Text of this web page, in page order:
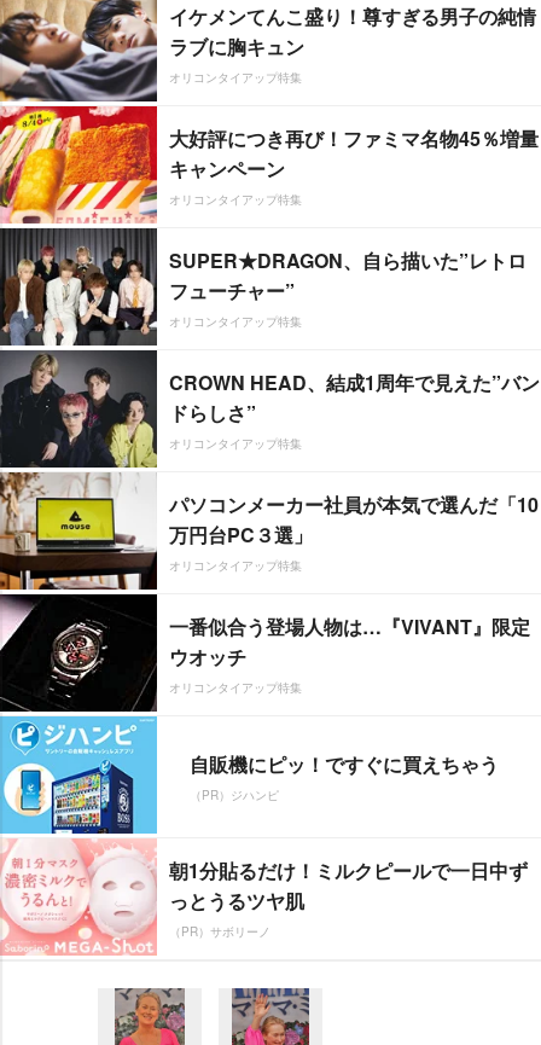
イケメンてんこ盛り！尊すぎる男子の純情
ラブに胸キュン
オリコンタイアップ特集
大好評につき再び！ファミマ名物45％増量
キャンペーン
オリコンタイアップ特集
SUPER★DRAGON、自ら描いた”レトロ
フューチャー”
オリコンタイアップ特集
CROWN HEAD、結成1周年で見えた”バン
ドらしさ”
オリコンタイアップ特集
パソコンメーカー社員が本気で選んだ「10
万円台PC３選」
オリコンタイアップ特集
一番似合う登場人物は…『VIVANT』限定
ウオッチ
オリコンタイアップ特集
自販機にピッ！ですぐに買えちゃう
（PR）ジハンピ
朝1分貼るだけ！ミルクピールで一日中ず
っとうるツヤ肌
（PR）サボリーノ